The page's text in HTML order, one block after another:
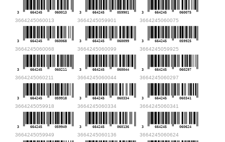
3 664245 060013
3664245060013
3 664245 059901
3664245059901
3 664245 060075
3664245060075
3 664245 060068
3664245060068
3 664245 060099
3664245060099
3 664245 059925
3664245059925
3 664245 060211
3664245060211
3 664245 060044
3664245060044
3 664245 060297
3664245060297
3 664245 059918
3664245059918
3 664245 060334
3664245060334
3 664245 060341
3664245060341
3 664245 059949
3664245059949
3 664245 060136
3664245060136
3 664245 060624
3664245060624